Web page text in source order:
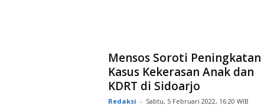
Mensos Soroti Peningkatan
Kasus Kekerasan Anak dan
KDRT di Sidoarjo
Redaksi - Sabtu, 5 Februari 2022, 16:20 WIB